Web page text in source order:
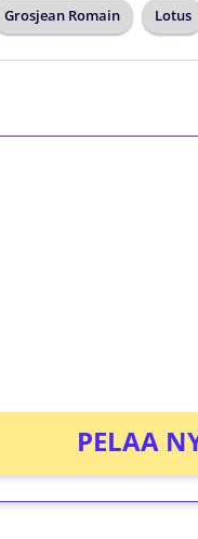
Grosjean Romain Lotus
PELAA